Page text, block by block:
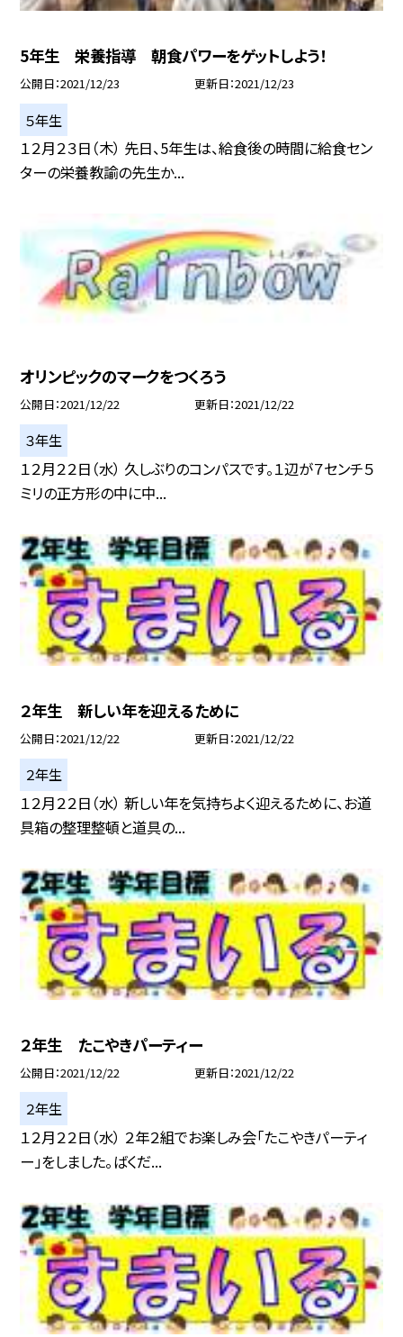
5年生 栄養指導 朝食パワーをゲットしよう！
公開日 2021/12/23 更新日 2021/12/23
５年生
１２月２３日（木） 先日、5年生は、給食後の時間に給食セン
ターの栄養教諭の先生か...
オリンピックのマークをつくろう
公開日 2021/12/22 更新日 2021/12/22
３年生
１２月２２日（水） 久しぶりのコンパスです。１辺が７センチ５
ミリの正方形の中に中...
２年生 新しい年を迎えるために
公開日 2021/12/22 更新日 2021/12/22
２年生
１２月２２日（水） 新しい年を気持ちよく迎えるために、お道
具箱の整理整頓と道具の...
２年生 たこやきパーティー
公開日 2021/12/22 更新日 2021/12/22
２年生
１２月２２日（水） ２年２組でお楽しみ会「たこやきパーティ
ー」をしました。ばくだ...